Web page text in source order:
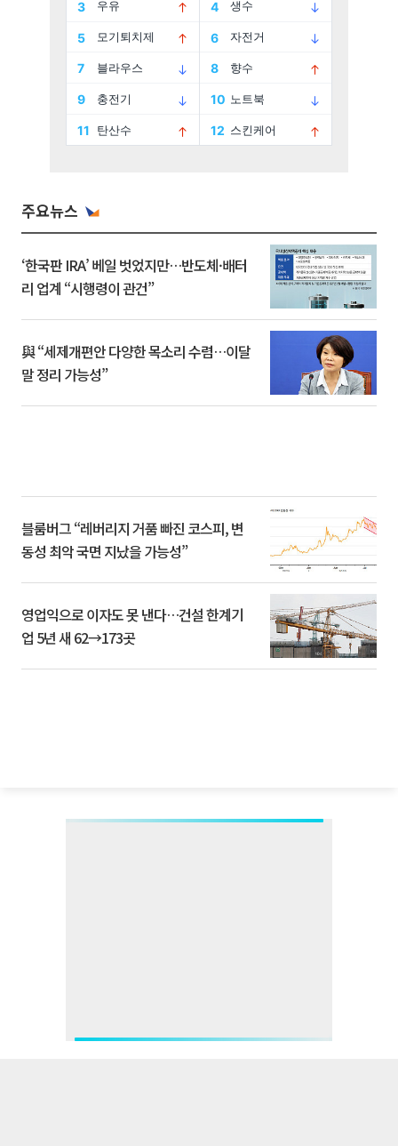
주요뉴스
‘한국판 IRA’ 베일 벗었지만…반도체·배터
리 업계 “시행령이 관건”
與 “세제개편안 다양한 목소리 수렴…이달
말 정리 가능성”
블룸버그 “레버리지 거품 빠진 코스피, 변
동성 최악 국면 지났을 가능성”
영업익으로 이자도 못 낸다…건설 한계기
업 5년 새 62→173곳